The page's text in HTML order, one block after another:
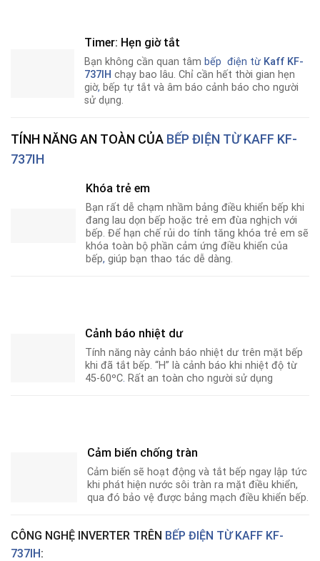
Timer: Hẹn giờ tắt
Bạn không cần quan tâmbếp điện từ Kaff KF-
737IH chạy bao lâu. Chỉ cần hết thời gian hẹn
giờ, bếp tự tắt và âm báo cảnh báo cho người
sử dụng.
TÍNH NĂNG AN TOÀN CỦA BẾP ĐIỆN TỪ KAFF KF-
737IH
Khóa trẻ em
Bạn rất dễ chạm nhầm bảng điều khiển bếp khi
đang lau dọn bếp hoặc trẻ em đùa nghịch với
bếp. Để hạn chế rủi do tính tăng khóa trẻ em sẽ
khóa toàn bộ phần cảm ứng điều khiển của
bếp, giúp bạn thao tác dễ dàng.
Cảnh báo nhiệt dư
Tính năng này cảnh báo nhiệt dư trên mặt bếp
khi đã tắt bếp. “H” là cảnh báo khi nhiệt độ từ
45-60ºC. Rất an toàn cho người sử dụng
Cảm biến chống tràn
Cảm biến sẽ hoạt động và tắt bếp ngay lập tức
khi phát hiện nước sôi tràn ra mặt điều khiển,
qua đó bảo vệ được bảng mạch điều khiển bếp.
CÔNG NGHỆ INVERTER TRÊN BẾP ĐIỆN TỪ KAFF KF-
737IH: